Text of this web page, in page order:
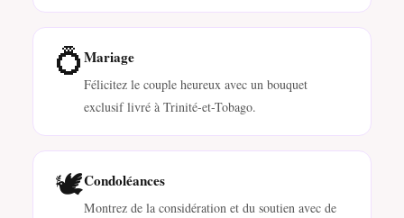
💍Mariage
Félicitez le couple heureux avec un bouquet
exclusif livré à Trinité-et-Tobago.
🕊️Condoléances
Montrez de la considération et du soutien avec de